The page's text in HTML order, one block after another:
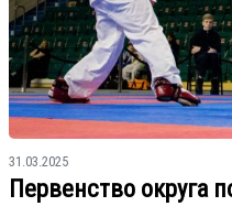
31.03.2025
Первенство округа